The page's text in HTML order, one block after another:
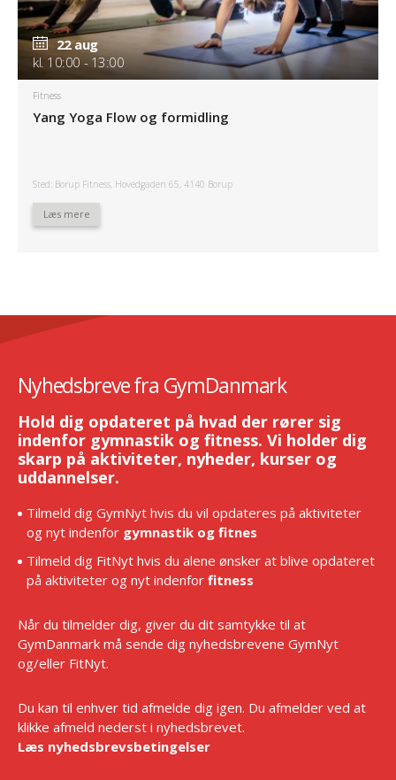
22 aug
kl. 10:00 - 13:00
Fitness
Yang Yoga Flow og formidling
Sted: Borup Fitness, Hovedgaden 65, 4140 Borup
Læs mere
Nyhedsbreve fra GymDanmark
Hold dig opdateret på hvad der rører sig
indenfor gymnastik og fitness. Vi holder dig
skarp på aktiviteter, nyheder, kurser og
uddannelser.
Tilmeld dig GymNyt hvis du vil opdateres på aktiviteter
og nyt indenfor gymnastik og fitnes
Tilmeld dig FitNyt hvis du alene ønsker at blive opdateret
på aktiviteter og nyt indenfor fitness
Når du tilmelder dig, giver du dit samtykke til at
GymDanmark må sende dig nyhedsbrevene GymNyt
og/eller FitNyt.
Du kan til enhver tid afmelde dig igen. Du afmelder ved at
klikke afmeld nederst i nyhedsbrevet.
Læs nyhedsbrevsbetingelser